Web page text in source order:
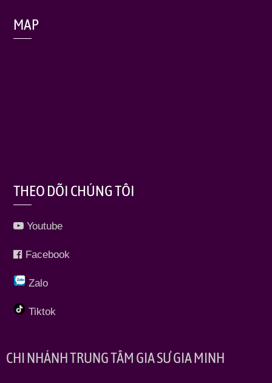
MAP
THEO DÕI CHÚNG TÔI
Youtube
Facebook
Zalo
Tiktok
CHI NHÁNH TRUNG TÂM GIA SƯ GIA MINH